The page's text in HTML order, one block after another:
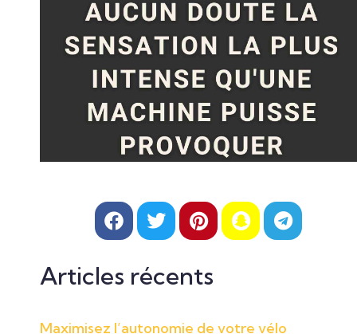
Articles récents
Maximisez l’autonomie de votre vélo